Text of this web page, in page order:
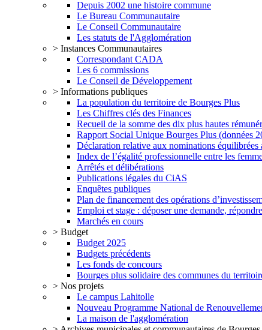
Depuis 2002 une histoire commune
Le Bureau Communautaire
Le Conseil Communautaire
Les statuts de l'Agglomération
> Instances Communautaires
Correspondant CADA
Les 6 commissions
Le Conseil de Développement
> Informations publiques
La population du territoire de Bourges Plus
Les Chiffres clés des Finances
Recueil de la somme des dix plus hautes
Rapport Social Unique Bourges Plus (données
Déclaration relative aux nominations équilibrées
Index de l’égalité professionnelle entre les
Arrêtés et délibérations
Publications légales du CiAS
Enquêtes publiques
Plan de financement des opérations
Emploi et stage : déposer une demande,
Marchés en cours
> Budget
Budget 2025
Budgets précédents
Les fonds de concours
Bourges plus solidaire des communes du
> Nos projets
Le campus Lahitolle
Nouveau Programme National de
La maison de l'agglomération